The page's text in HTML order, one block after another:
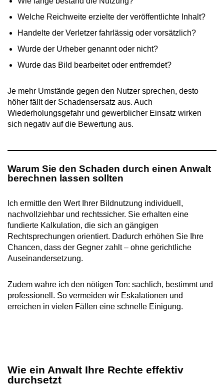
Welche Reichweite erzielte der veröffentlichte Inhalt?
Handelte der Verletzer fahrlässig oder vorsätzlich?
Wurde der Urheber genannt oder nicht?
Wurde das Bild bearbeitet oder entfremdet?
Je mehr Umstände gegen den Nutzer sprechen, desto
höher fällt der Schadensersatz aus. Auch
Wiederholungsgefahr und gewerblicher Einsatz wirken
sich negativ auf die Bewertung aus.
Warum Sie den Schaden durch einen Anwalt
berechnen lassen sollten
Ich ermittle den Wert Ihrer Bildnutzung individuell,
nachvollziehbar und rechtssicher. Sie erhalten eine
fundierte Kalkulation, die sich an gängigen
Rechtsprechungen orientiert. Dadurch erhöhen Sie Ihre
Chancen, dass der Gegner zahlt – ohne gerichtliche
Auseinandersetzung.
Zudem wahre ich den nötigen Ton: sachlich, bestimmt und
professionell. So vermeiden wir Eskalationen und
erreichen in vielen Fällen eine schnelle Einigung.
Wie ein Anwalt Ihre Rechte effektiv
durchsetzt